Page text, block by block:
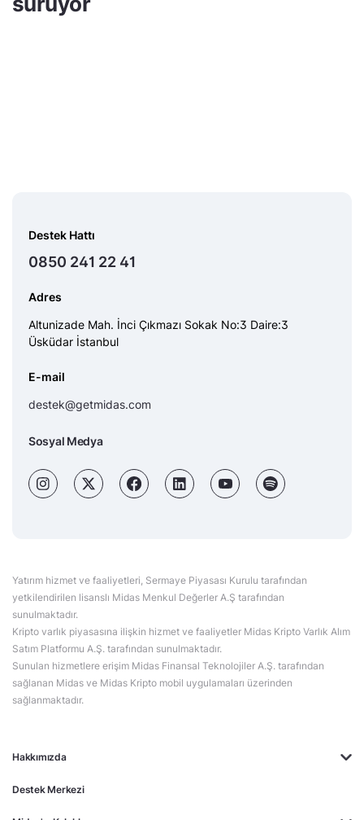
Hakkımızda
Destek Merkezi
Destek Hattı
0850 241 22 41
Adres
Altunizade Mah. İnci Çıkmazı Sokak No:3 Daire:3
Üsküdar İstanbul
E-mail
destek@getmidas.com
Sosyal Medya
Yatırım hizmet ve faaliyetleri, Sermaye Piyasası Kurulu tarafından
yetkilendirilen lisanslı Midas Menkul Değerler A.Ş tarafından
sunulmaktadır.
Kripto varlık piyasasına ilişkin hizmet ve faaliyetler Midas Kripto Varlık Alım
Satım Platformu A.Ş. tarafından sunulmaktadır.
Sunulan hizmetlere erişim Midas Finansal Teknolojiler A.Ş. tarafından
sağlanan Midas ve Midas Kripto mobil uygulamaları üzerinden
sağlanmaktadır.